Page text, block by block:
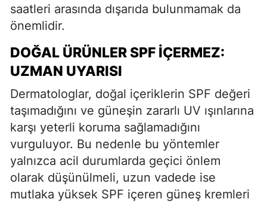
saatleri arasında dışarıda bulunmamak da
önemlidir.
DOĞAL ÜRÜNLER SPF İÇERMEZ:
UZMAN UYARISI
Dermatologlar, doğal içeriklerin SPF değeri
taşımadığını ve güneşin zararlı UV ışınlarına
karşı yeterli koruma sağlamadığını
vurguluyor. Bu nedenle bu yöntemler
yalnızca acil durumlarda geçici önlem
olarak düşünülmeli, uzun vadede ise
mutlaka yüksek SPF içeren güneş kremleri